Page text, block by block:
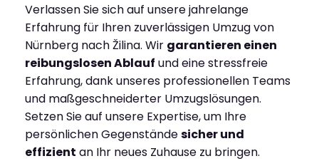
Verlassen Sie sich auf unsere jahrelange
Erfahrung für Ihren zuverlässigen Umzug von
Nürnberg nach Žilina. Wir garantieren einen
reibungslosen Ablauf und eine stressfreie
Erfahrung, dank unseres professionellen Teams
und maßgeschneiderter Umzugslösungen.
Setzen Sie auf unsere Expertise, um Ihre
persönlichen Gegenständesicher und
effizient an Ihr neues Zuhause zu bringen.